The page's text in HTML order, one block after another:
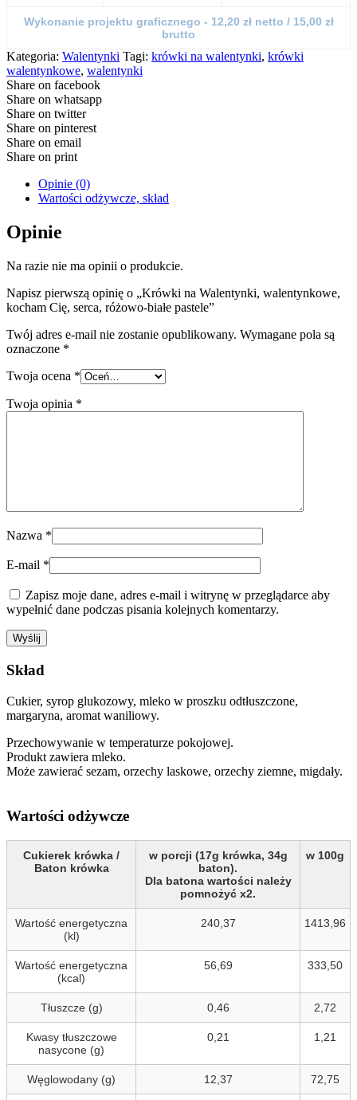
Wykonanie projektu graficznego - 12,20 zł netto / 15,00 zł
brutto
Kategoria: Walentynki Tagi: krówki na walentynki, krówki
walentynkowe, walentynki
Share on facebook
Share on whatsapp
Share on twitter
Share on pinterest
Share on email
Share on print
Opinie (0)
Wartości odżywcze, skład
Opinie
Na razie nie ma opinii o produkcie.
Napisz pierwszą opinię o „Krówki na Walentynki, walentynkowe,
kocham Cię, serca, różowo-białe pastele”
Twój adres e-mail nie zostanie opublikowany. Wymagane pola są
oznaczone *
Twoja ocena *
Twoja opinia *
Nazwa *
E-mail *
Zapisz moje dane, adres e-mail i witrynę w przeglądarce aby
wypełnić dane podczas pisania kolejnych komentarzy.
Skład
Cukier, syrop glukozowy, mleko w proszku odtłuszczone,
margaryna, aromat waniliowy.
Przechowywanie w temperaturze pokojowej.
Produkt zawiera mleko.
Może zawierać sezam, orzechy laskowe, orzechy ziemne, migdały.
Wartości odżywcze
Cukierek krówka /
Baton krówka
w porcji (17g krówka, 34g
baton).
Dla batona wartości należy
pomnożyć x2.
w 100g
Wartość energetyczna
(kl)
240,37 1413,96
Wartość energetyczna
(kcal)
56,69 333,50
Tłuszcze (g) 0,46 2,72
Kwasy tłuszczowe
nasycone (g)
0,21 1,21
Węglowodany (g) 12,37 72,75